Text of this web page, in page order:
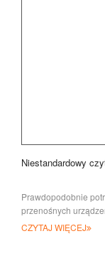
Niestandardowy
Prawdopodobnie
przenośnych
komputery itp., a
CZYTAJ WIĘCEJ